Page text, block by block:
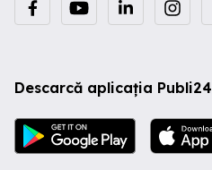
Descarcă aplicația Publi24